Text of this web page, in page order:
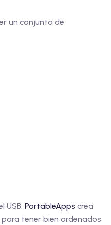
un conjunto de
USB, PortableApps crea
para tener bien ordenados